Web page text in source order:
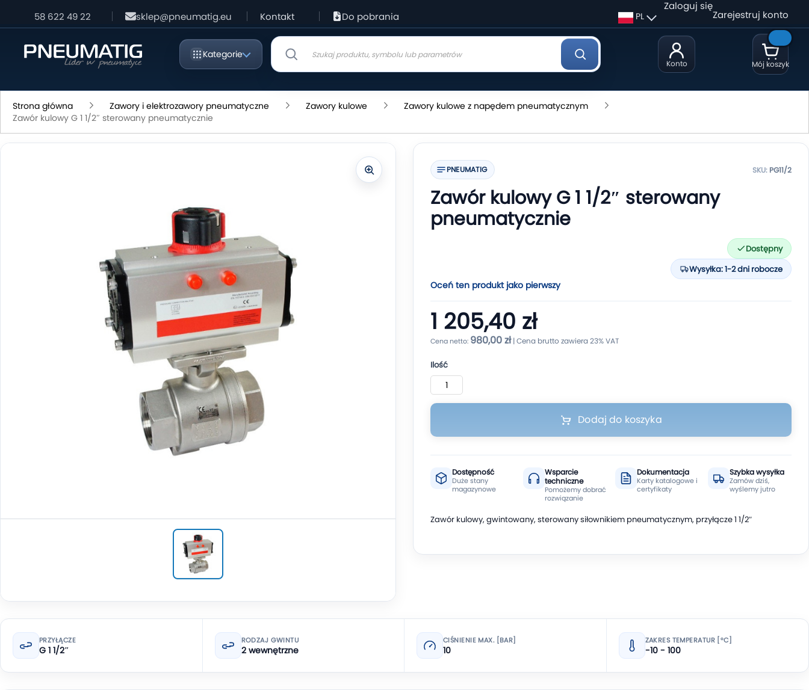
58 622 49 22 sklep@pneumatig.eu Kontakt Do pobrania
Kategorie
Konto
PL
Zaloguj się
Zarejestruj konto
Mój koszyk
Strona główna Zawory i elektrozawory pneumatyczne Zawory kulowe
Zawory kulowe z napędem pneumatycznym
Zawór kulowy G 1 1/2″ sterowany pneumatycznie
PNEUMATIG SKU: PG11/2
Zawór kulowy G 1 1/2″ sterowany
pneumatycznie
Dostępny
Wysyłka: 1-2 dni robocze
Oceń ten produkt jako pierwszy
1 205,40 zł
980,00 zł
Ilość
Dodaj do koszyka
Dostępność
Duże stany
magazynowe
Wsparcie
techniczne
Pomożemy dobrać
rozwiązanie
Dokumentacja
Karty katalogowe i
certyfikaty
Szybka wysyłka
Zamów dziś,
wyślemy jutro
Zawór kulowy, gwintowany, sterowany siłownikiem pneumatycznym, przyłącze 1 1/2″
PRZYŁĄCZE
G 1 1/2″
RODZAJ GWINTU
2 wewnętrzne
CIŚNIENIE MAX. [BAR]
10
ZAKRES TEMPERATUR [°C]
-10 - 100